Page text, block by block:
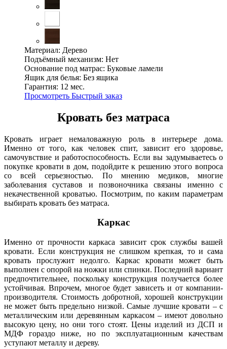
Материал: Дерево
Подъёмный механизм: Нет
Основание под матрас: Буковые ламели
Ящик для белья: Без ящика
Гарантия: 12 мес.
Просмотреть Быстрый заказ
Кровать без матраса
Кровать играет немаловажную роль в интерьере дома.
Именно от того, как человек спит, зависит его здоровье,
самочувствие и работоспособность. Если вы задумываетесь о
покупке кровати в дом, подойдите к решению этого вопроса
со всей серьезностью. По мнению медиков, многие
заболевания суставов и позвоночника связаны именно с
некачественной кроватью. Посмотрим, по каким параметрам
выбирать кровать без матраса.
Каркас
Именно от прочности каркаса зависит срок службы вашей
кровати. Если конструкция не слишком крепкая, то и сама
кровать прослужит недолго. Каркас кровати может быть
выполнен с опорой на ножки или спинки. Последний вариант
предпочтительнее, поскольку конструкция получается более
устойчивая. Впрочем, многое будет зависеть и от компании-
производителя. Стоимость добротной, хорошей конструкции
не может быть предельно низкой. Самые лучшие кровати – с
металлическим или деревянным каркасом – имеют довольно
высокую цену, но они того стоят. Цены изделий из ДСП и
МДФ гораздо ниже, но по эксплуатационным качествам
уступают металлу и дереву.